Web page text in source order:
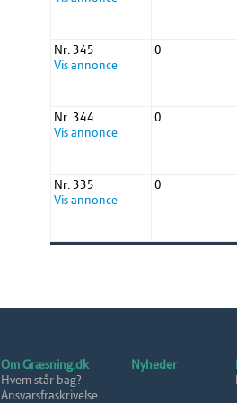
Nr. 345
Vis annonce
0
Nr. 344
Vis annonce
0
Nr. 335
Vis annonce
0
Om Græsning.dk
Hvem står bag?
Ansvarsfraskrivelse
Nyheder